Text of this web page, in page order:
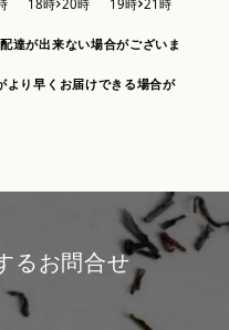
達が出来ない場合がございま
より早くお届けできる場合が
るお問合せ